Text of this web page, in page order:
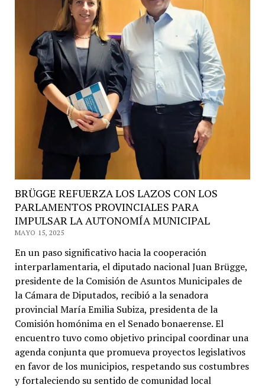
BRÜGGE REFUERZA LOS LAZOS CON LOS
PARLAMENTOS PROVINCIALES PARA
IMPULSAR LA AUTONOMÍA MUNICIPAL
MAYO 15, 2025
En un paso significativo hacia la cooperación
interparlamentaria, el diputado nacional Juan Brügge,
presidente de la Comisión de Asuntos Municipales de
la Cámara de Diputados, recibió a la senadora
provincial María Emilia Subiza, presidenta de la
Comisión homónima en el Senado bonaerense. El
encuentro tuvo como objetivo principal coordinar una
agenda conjunta que promueva proyectos legislativos
en favor de los municipios, respetando sus costumbres
y fortaleciendo su sentido de comunidad local